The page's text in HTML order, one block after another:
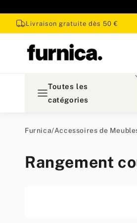
Livraison gratuite dès 50 €
Toutes les
catégories
Furnica/Accessoires de
Rangement